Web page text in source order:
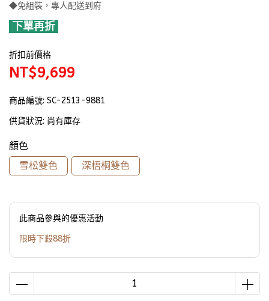
◆免組裝，專人配送到府
下單再折
折扣前價格
NT$9,699
商品編號: SC-2513-9881
供貨狀況: 尚有庫存
顏色
雪松雙色
深梧桐雙色
此商品參與的優惠活動
限時下殺88折